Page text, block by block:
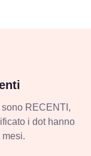
sono RECENTI,
i dot hanno
mesi.